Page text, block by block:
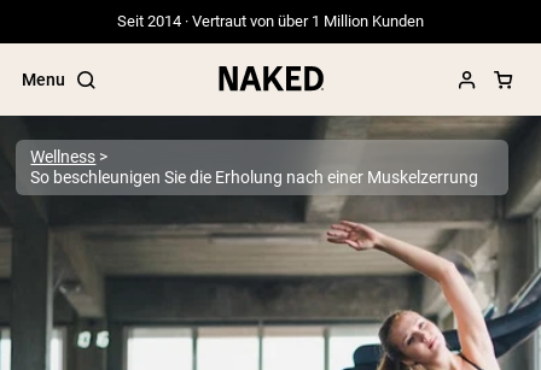
Seit 2014 · Vertraut von über 1 Million Kunden
Menu
”Protein Powder“
”Overnight Oats“
”Vegan protein“
”Collagen“
Wellness
So beschleunigen Sie die Erholung nach einer Muskelzerrung